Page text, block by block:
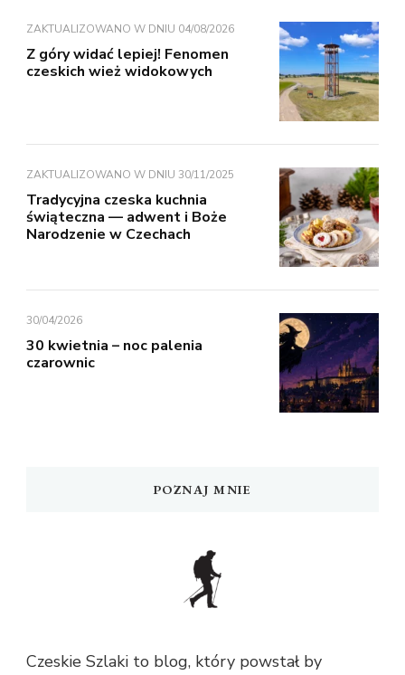
ZAKTUALIZOWANO W DNIU 04/08/2026
Z góry widać lepiej! Fenomen
czeskich wież widokowych
ZAKTUALIZOWANO W DNIU 30/11/2025
Tradycyjna czeska kuchnia
świąteczna — adwent i Boże
Narodzenie w Czechach
30/04/2026
30 kwietnia – noc palenia
czarownic
POZNAJ MNIE
Czeskie Szlaki to blog, który powstał by